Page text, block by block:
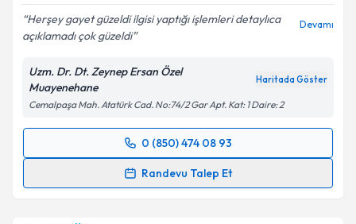
Kişisel verilerimin işlenmesine ilişkin
Metni'ni okudum ve kişisel verilerimin belirtilen
kapsamda işlenmesini kabul ediyorum.
Takvim Talebini Gönder
Herşey gayet güzeldi ilgisi yaptığı işlemleri detaylıca
açıklamadı çok güzeldi
Devamı
Uzm. Dr. Dt. Zeynep Ersan Özel
Muayenehane
Haritada Göster
Cemalpaşa Mah. Atatürk Cad. No:74/2 Gar Apt. Kat: 1 Daire: 2
0 (850) 474 08 93
Randevu Talep Et
Randevu Takvimi Talebi